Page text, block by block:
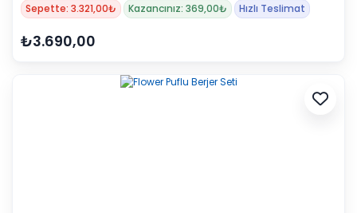
Sepette: 3.321,00₺ Kazancınız: 369,00₺ Hızlı Teslimat
₺3.690,00